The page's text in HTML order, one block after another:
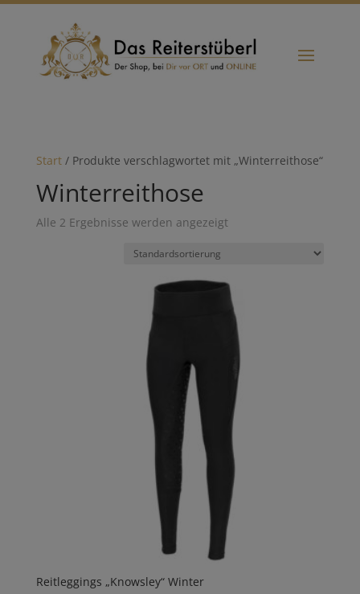
Start/ Produkte verschlagwortet mit „Winterreithose“
Winterreithose
Alle 2 Ergebnisse werden angezeigt
Reitleggings „Knowsley“ Winter